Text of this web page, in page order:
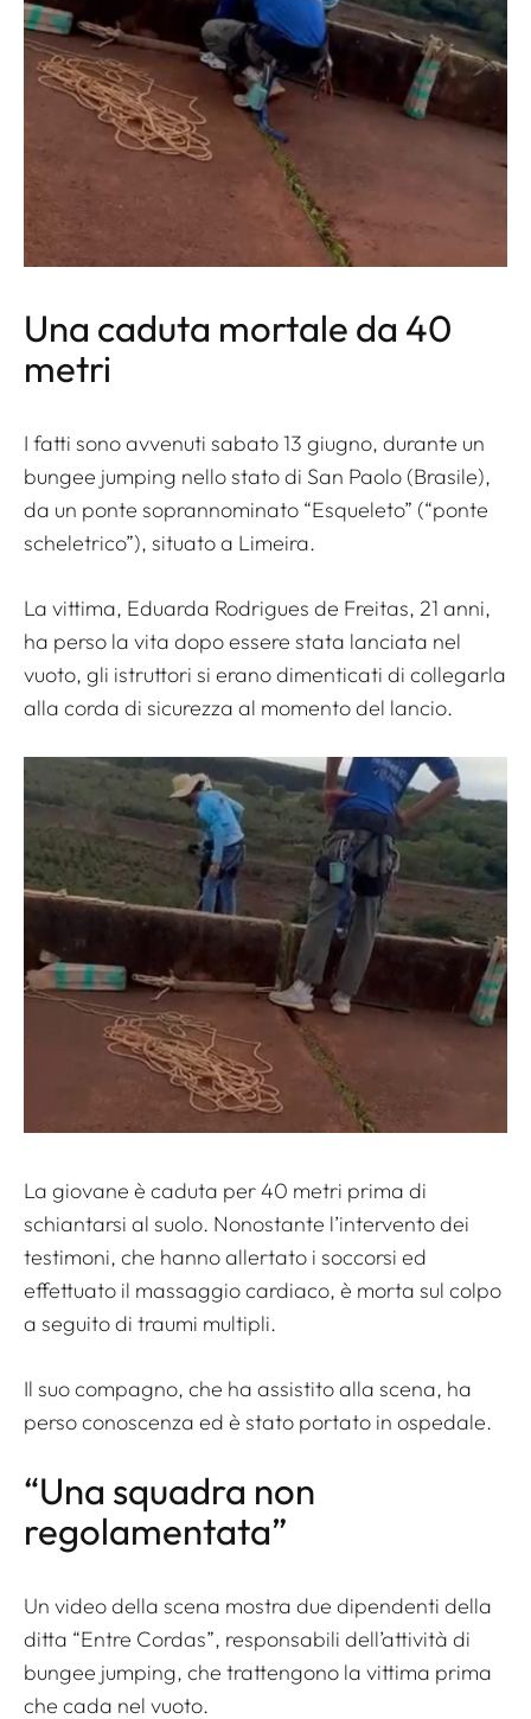
Una caduta mortale da 40
metri
I fatti sono avvenuti sabato 13 giugno, durante un
bungee jumping nello stato di San Paolo (Brasile),
da un ponte soprannominato “Esqueleto” (“ponte
scheletrico”), situato a Limeira.
La vittima, Eduarda Rodrigues de Freitas, 21 anni,
ha perso la vita dopo essere stata lanciata nel
vuoto, gli istruttori si erano dimenticati di collegarla
alla corda di sicurezza al momento del lancio.
La giovane è caduta per 40 metri prima di
schiantarsi al suolo. Nonostante l’intervento dei
testimoni, che hanno allertato i soccorsi ed
effettuato il massaggio cardiaco, è morta sul colpo
a seguito di traumi multipli.
Il suo compagno, che ha assistito alla scena, ha
perso conoscenza ed è stato portato in ospedale.
“Una squadra non
regolamentata”
Un video della scena mostra due dipendenti della
ditta “Entre Cordas”, responsabili dell’attività di
bungee jumping, che trattengono la vittima prima
che cada nel vuoto.